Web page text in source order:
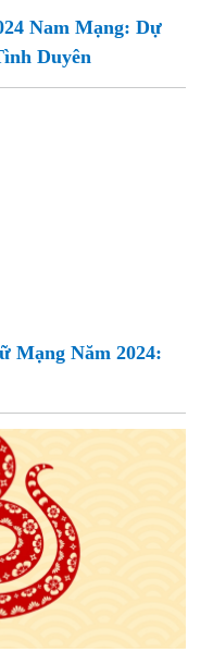
Nam Mạng: Dự
Duyên
Mạng Năm 2024: